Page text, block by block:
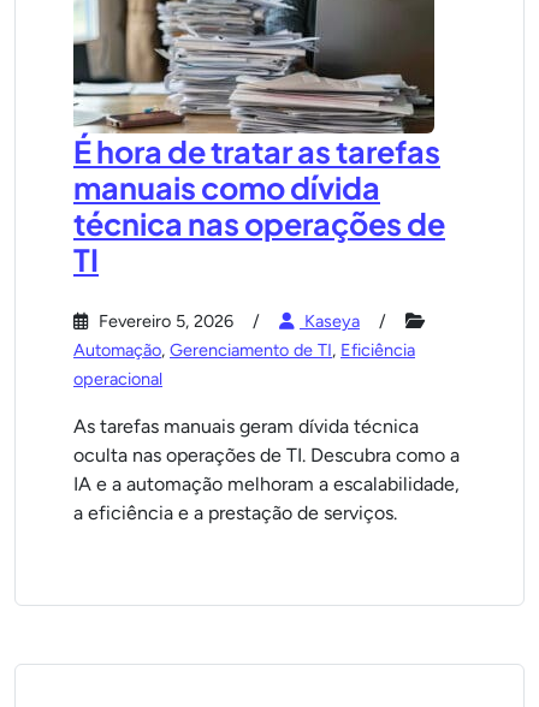
É hora de tratar as tarefas
manuais como dívida
técnica nas operações de
TI
Fevereiro 5, 2026
Kaseya
Automação, Gerenciamento de TI, Eficiência
operacional
As tarefas manuais geram dívida técnica
oculta nas operações de TI. Descubra como a
IA e a automação melhoram a escalabilidade,
a eficiência e a prestação de serviços.